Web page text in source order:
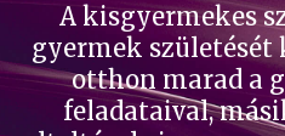
A kisgyermekes
gyermek születését
otthon marad a
feladataival,